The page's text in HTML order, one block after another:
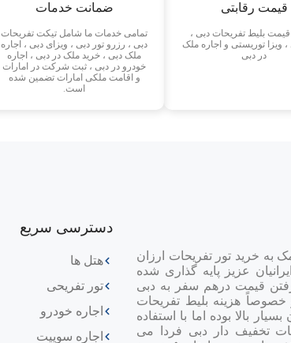
قیمت رقابتی
قیمت بلیط تفریحات دبی ،
ویزا توریستی و اجاره ملک
در دبی
ضمانت خدمات
تمامی خدمات ما شامل تیکت تفریحات
دبی ، رزرو تور دبی ، ویزای دبی ، اجاره
ملک دبی ، خرید ملک در دبی ، اجاره
خودرو در دبی ، ثبت شرکت در امارات
و اقامت ملکی امارات تضمین شده
است.
به خرید تور تفریحات ارزان
عزیز پایه گذاری شده
قیمت درهم سفر به دبی
هزینه بلیط تفریحات
بالا بوده اما با استفاده
تخفیف دار دبی فردا می
دسترسی سریع
هتل ها
تور تفریحی
اجاره خودرو
اجاره سوییت